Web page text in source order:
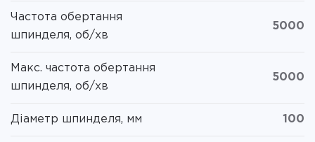
Частота обертання
шпинделя, об/хв
5000
Макс. частота обертання
шпинделя, об/хв
5000
Діаметр шпинделя, мм 100